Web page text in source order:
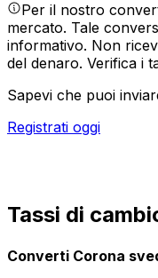
Per il nostro
mercato. Tale
informativo. Non
del denaro. Verifica i
Sapevi che puoi
Registrati oggi
Tassi di
Converti Corona